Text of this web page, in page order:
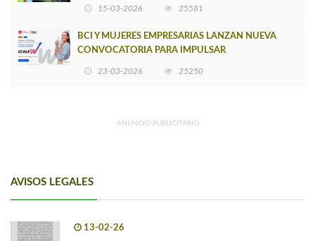
15-03-2026 25581
BCI Y MUJERES EMPRESARIAS LANZAN NUEVA
CONVOCATORIA PARA IMPULSAR
23-03-2026 25250
ANUNCIO PUBLICITARIO
AVISOS LEGALES
13-02-26